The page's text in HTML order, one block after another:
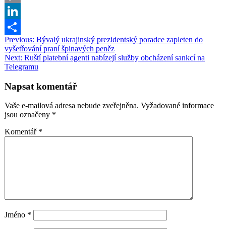
Translate
Copy
Link
LinkedIn
Share
Navigace
pro
příspěvek
Previous: Bývalý ukrajinský prezidentský poradce zapleten do
vyšetřování praní špinavých peněz
Next: Ruští platební agenti nabízejí služby obcházení sankcí na
Telegramu
Napsat komentář
Vaše e-mailová adresa nebude zveřejněna. Vyžadované informace
jsou označeny *
Komentář *
Jméno *